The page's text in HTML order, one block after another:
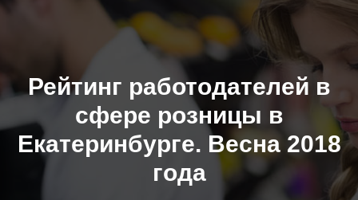
Рейтинг работодателей в
сфере розницы в
Екатеринбурге. Весна 2018
года